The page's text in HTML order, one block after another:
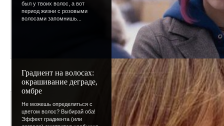
был у твоих волос, а вот
период жизни с розовыми
волосами запомнишь...
Градиент на волосах:
окрашивание деграде,
омбре
Не можешь определиться с
цветом волос? Выбирай оба!
Эффект градиента (или
Макияж губ
Добавлено - 19.01.2009 /